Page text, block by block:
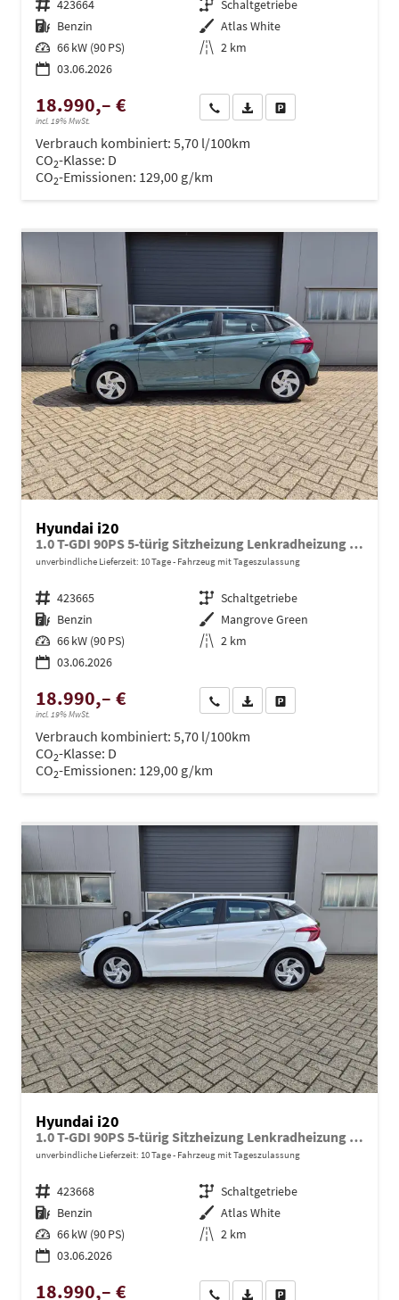
Fahrzeugnr. 423664 Getriebe Schaltgetriebe
Kraftstoff Benzin Außenfarbe Atlas White
Leistung 66 kW (90 PS) Kilometerstand 2 km
03.06.2026
18.990,– €
incl. 19% MwSt.
Wir rufen Sie anPDF-Datei, Fahrzeugexposé
Verbrauch kombiniert: 5,70 l/100km
CO2-Klasse: D
CO2-Emissionen: 129,00 g/km
Hyundai i20
1.0 T-GDI 90PS 5-türig Sitzheizung Lenkradheizung Rückf.Kamera PDC Klima Apple CarPlay Android Auto Tempomat Touchscreen
unverbindliche Lieferzeit: 10 Tage Fahrzeug mit Tageszulassung
Fahrzeugnr. 423665 Getriebe Schaltgetriebe
Kraftstoff Benzin Außenfarbe Mangrove Green
Leistung 66 kW (90 PS) Kilometerstand 2 km
03.06.2026
18.990,– €
incl. 19% MwSt.
Wir rufen Sie anPDF-Datei, Fahrzeugexposé
Verbrauch kombiniert: 5,70 l/100km
CO2-Klasse: D
CO2-Emissionen: 129,00 g/km
Hyundai i20
1.0 T-GDI 90PS 5-türig Sitzheizung Lenkradheizung Rückf.Kamera PDC Klima Apple CarPlay Android Auto Tempomat Touchscreen
unverbindliche Lieferzeit: 10 Tage Fahrzeug mit Tageszulassung
Fahrzeugnr. 423668 Getriebe Schaltgetriebe
Kraftstoff Benzin Außenfarbe Atlas White
Leistung 66 kW (90 PS) Kilometerstand 2 km
03.06.2026
18.990,– € Wir rufen Sie anPDF-Datei, Fahrzeugexposé